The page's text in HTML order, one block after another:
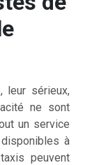
leur sérieux,
ne sont
un service
à
peuvent